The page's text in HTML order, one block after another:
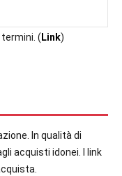
( Link)
In qualità di
acquisti idonei. I link